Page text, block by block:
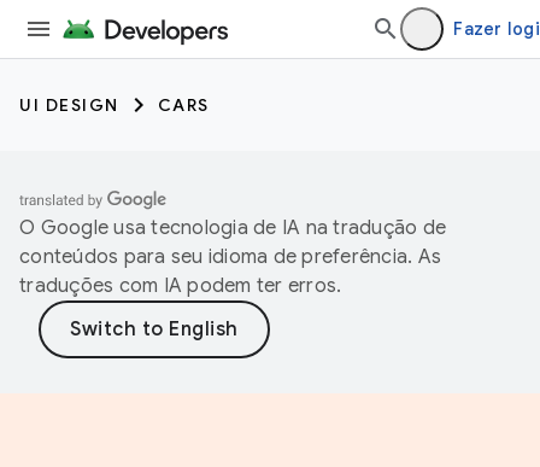
Fazer
UI DESIGN CARS
O Google usa tecnologia de IA na tradução de
conteúdos para seu idioma de preferência. As
traduções com IA podem ter erros.